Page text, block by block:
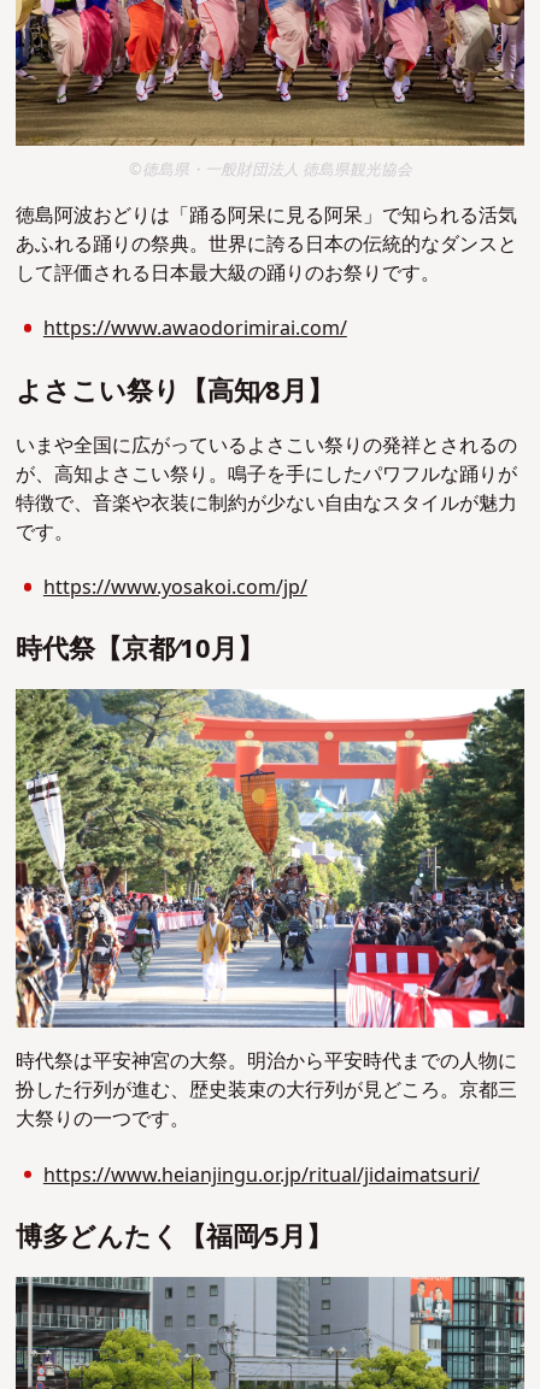
©徳島県・一般財団法人 徳島県観光協会
徳島阿波おどりは「踊る阿呆に見る阿呆」で知られる活気
あふれる踊りの祭典。世界に誇る日本の伝統的なダンスと
して評価される日本最大級の踊りのお祭りです。
https://www.awaodorimirai.com/
よさこい祭り【⾼知∕8⽉】
いまや全国に広がっているよさこい祭りの発祥とされるの
が、高知よさこい祭り。鳴子を手にしたパワフルな踊りが
特徴で、音楽や衣装に制約が少ない自由なスタイルが魅力
です。
https://www.yosakoi.com/jp/
時代祭【京都∕10⽉】
時代祭は平安神宮の大祭。明治から平安時代までの人物に
扮した行列が進む、歴史装束の大行列が見どころ。京都三
大祭りの一つです。
https://www.heianjingu.or.jp/ritual/jidaimatsuri/
博多どんたく【福岡∕5⽉】